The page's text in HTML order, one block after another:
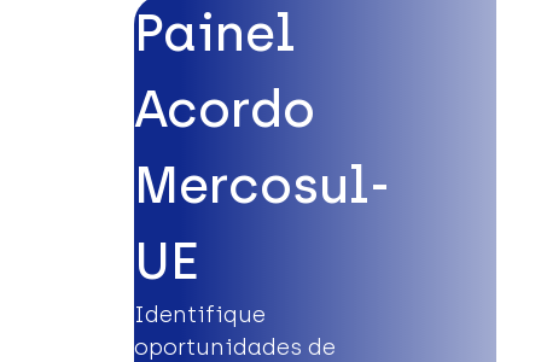
Painel
Acordo
Mercosul-
UE
Identifique
oportunidades de